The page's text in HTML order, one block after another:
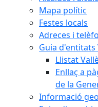
Mapa polític
Festes locals
Adreces i
Guia d'entitats
Llistat
Enllaç a
de la
Informació